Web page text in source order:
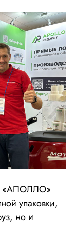
«АПОЛЛО»
упаковки,
но и